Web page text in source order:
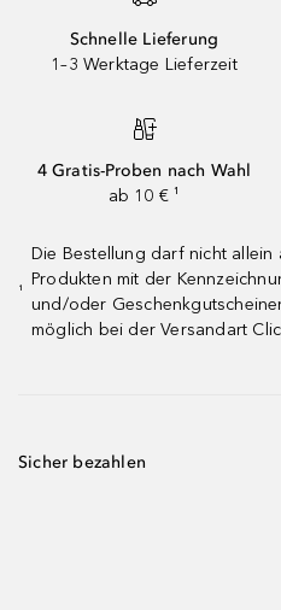
Schnelle Lieferung
1–3 Werktage Lieferzeit
4 Gratis-Proben nach Wahl
ab 10 € ¹
¹
Die Bestellung darf nicht
Produkten mit der
und/oder
möglich bei der Versandart
Sicher bezahlen